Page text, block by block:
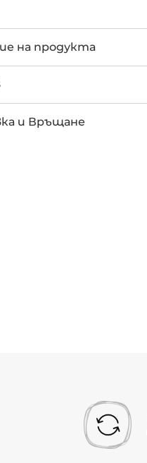
на продукта
и Връщане